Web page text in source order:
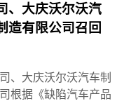
、大庆沃尔沃汽
造有限公司召回
、大庆沃尔沃汽车制
根据《缺陷汽车产品